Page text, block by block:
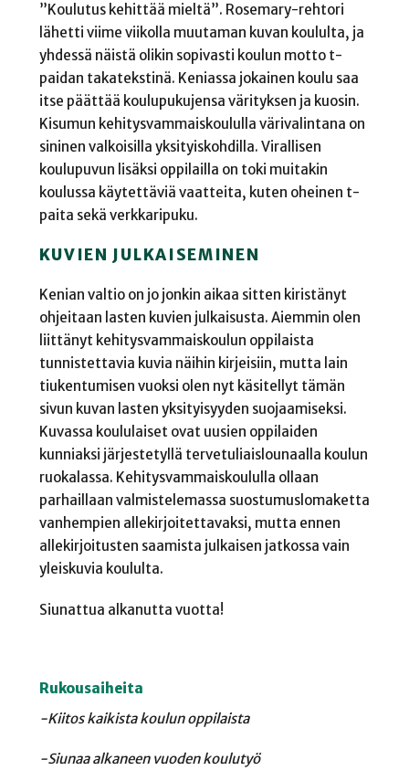
”Koulutus kehittää mieltä”. Rosemary-rehtori
lähetti viime viikolla muutaman kuvan koululta, ja
yhdessä näistä olikin sopivasti koulun motto t-
paidan takatekstinä. Keniassa jokainen koulu saa
itse päättää koulupukujensa värityksen ja kuosin.
Kisumun kehitysvammaiskoululla värivalintana on
sininen valkoisilla yksityiskohdilla. Virallisen
koulupuvun lisäksi oppilailla on toki muitakin
koulussa käytettäviä vaatteita, kuten oheinen t-
paita sekä verkkaripuku.
KUVIEN JULKAISEMINEN
Kenian valtio on jo jonkin aikaa sitten kiristänyt
ohjeitaan lasten kuvien julkaisusta. Aiemmin olen
liittänyt kehitysvammaiskoulun oppilaista
tunnistettavia kuvia näihin kirjeisiin, mutta lain
tiukentumisen vuoksi olen nyt käsitellyt tämän
sivun kuvan lasten yksityisyyden suojaamiseksi.
Kuvassa koululaiset ovat uusien oppilaiden
kunniaksi järjestetyllä tervetuliaislounaalla koulun
ruokalassa. Kehitysvammaiskoululla ollaan
parhaillaan valmistelemassa suostumuslomaketta
vanhempien allekirjoitettavaksi, mutta ennen
allekirjoitusten saamista julkaisen jatkossa vain
yleiskuvia koululta.
Siunattua alkanutta vuotta!
Rukousaiheita
-Kiitos kaikista koulun oppilaista
-Siunaa alkaneen vuoden koulutyö